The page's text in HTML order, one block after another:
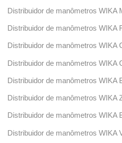
Distribuidor de manômetros WIKA
Distribuidor de manômetros WIKA
Distribuidor de manômetros WIKA
Distribuidor de manômetros WIKA
Distribuidor de manômetros WIKA
Distribuidor de manômetros WIKA
Distribuidor de manômetros WIKA
Distribuidor de manômetros WIKA